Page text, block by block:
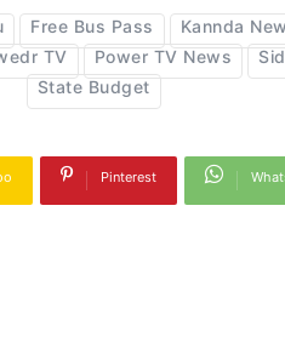
Free Bus Pass Kannda
TV Power TV News
State Budget
Pinterest